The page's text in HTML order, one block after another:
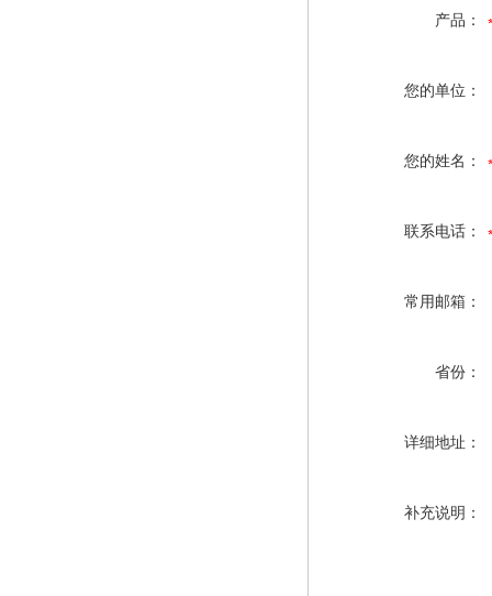
产品：
您的单位：
您的姓名：
联系电话：
常用邮箱：
省份：
详细地址：
补充说明：